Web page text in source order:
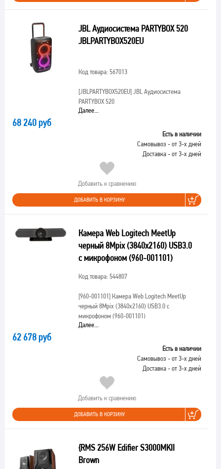
JBL Аудиосистема PARTYBOX 520
JBLPARTYBOX520EU
Код товара: 567013
[JBLPARTYBOX520EU]JBL Аудиосистема
PARTYBOX 520
Далее...
68 240 руб
Есть в наличии
Самовывоз - от 3-х дней
Доставка - от 3-х дней
Добавить к сравнению
ДОБАВИТЬ В КОРЗИНУ
Камера Web Logitech MeetUp
черный 8Mpix (3840x2160) USB3.0
с микрофоном (960-001101)
Код товара: 544807
[960-001101]Камера Web Logitech MeetUp
черный 8Mpix (3840x2160) USB3.0 с
микрофоном (960-001101)
Далее...
62 678 руб
Есть в наличии
Самовывоз - от 3-х дней
Доставка - от 3-х дней
Добавить к сравнению
ДОБАВИТЬ В КОРЗИНУ
{RMS 256W Edifier S3000MKII
Brown